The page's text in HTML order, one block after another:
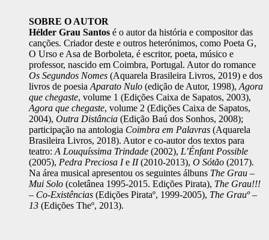
SOBRE O AUTOR
Hélder Grau Santos é o autor da história e compositor das
canções. Criador deste e outros heterónimos, como Poeta G,
O Urso e Asa de Borboleta, é escritor, poeta, músico e
professor, nascido em Coimbra, Portugal. Autor do romance
Os Segundos Nomes (Aquarela Brasileira Livros, 2019) e dos
livros de poesia Aparato Nulo (edição de Autor, 1998), Agora
que chegaste, volume 1 (Edições Caixa de Sapatos, 2003),
Agora que chegaste, volume 2 (Edições Caixa de Sapatos,
2004), Outra Distância (Edição Baú dos Sonhos, 2008);
participação na antologia Coimbra em Palavras (Aquarela
Brasileira Livros, 2018). Autor e co-autor dos textos para
teatro: A Louquíssima Trindade (2002), L’Énfant Possible
(2005), Pedra Preciosa Ie II(2010-2013), O Sótão (2017).
Na área musical apresentou os seguintes álbuns The Grau –
Mui Solo (coletânea 1995-2015. Edições Pirata), The Grau!!!
– Co-Existências (Edições Pirataº, 1999-2005), The Grauº –
13 (Edições Theº, 2013).